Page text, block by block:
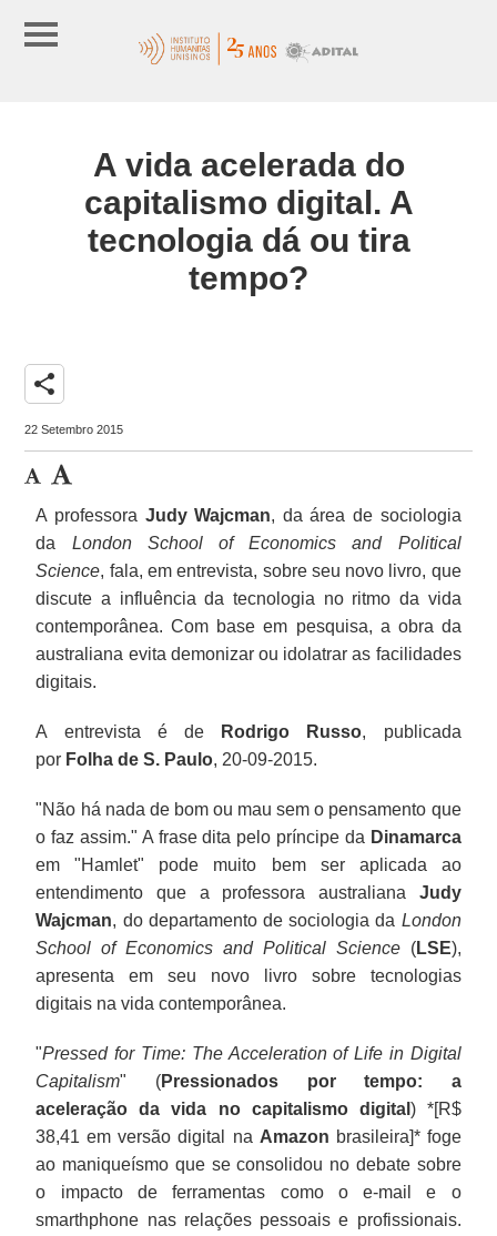
A vida acelerada do
capitalismo digital. A
tecnologia dá ou tira
tempo?
share
22 Setembro 2015
A professora Judy Wajcman, da área de sociologia
da London School of Economics and Political
Science, fala, em entrevista, sobre seu novo livro, que
discute a influência da tecnologia no ritmo da vida
contemporânea. Com base em pesquisa, a obra da
australiana evita demonizar ou idolatrar as facilidades
digitais.
A entrevista é de Rodrigo Russo, publicada
por Folha de S. Paulo, 20-09-2015.
"Não há nada de bom ou mau sem o pensamento que
o faz assim." A frase dita pelo príncipe da Dinamarca
em "Hamlet" pode muito bem ser aplicada ao
entendimento que a professora australiana Judy
Wajcman, do departamento de sociologia da London
School of Economics and Political Science(LSE),
apresenta em seu novo livro sobre tecnologias
digitais na vida contemporânea.
"Pressed for Time: The Acceleration of Life in Digital
Capitalism" (Pressionados por tempo: a
aceleração da vida no capitalismo digital ) *[R$
38,41 em versão digital na Amazon brasileira]* foge
ao maniqueísmo que se consolidou no debate sobre
o impacto de ferramentas como o e-mail e o
smarthphone nas relações pessoais e profissionais.